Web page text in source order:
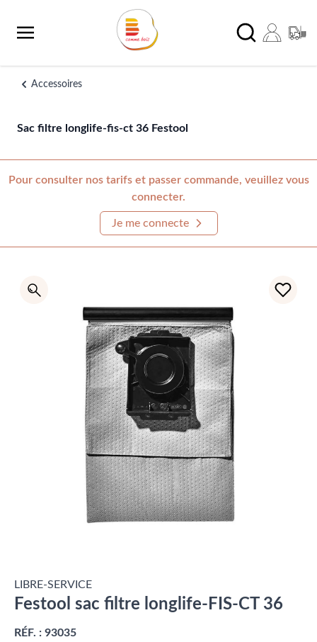
Chercher
Accessoires
Sac filtre longlife-fis-ct 36 Festool
Pour consulter nos tarifs et passer commande, veuillez vous
connecter.
Je me connecte
LIBRE-SERVICE
Festool sac filtre longlife-FIS-CT 36
RÉF. : 93035